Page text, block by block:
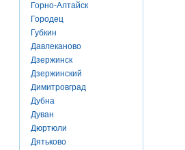
Горно-Алтайск
Городец
Губкин
Давлеканово
Дзержинск
Дзержинский
Димитровград
Дубна
Дуван
Дюртюли
Дятьково